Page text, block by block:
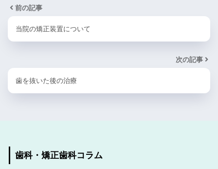
前の記事
当院の矯正装置について
次の記事
歯を抜いた後の治療
歯科・矯正歯科コラム